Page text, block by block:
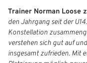
Trainer Norman Loose
den Jahrgang seit der
Konstellation
verstehen sich gut auf
insgesamt zufrieden. Mit
IHR LOGIN